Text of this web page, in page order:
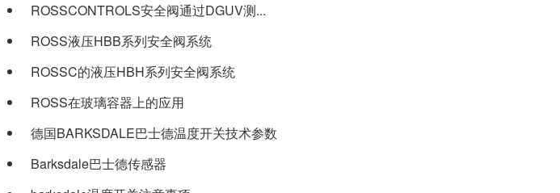
ROSSCONTROLS安全阀通过DGUV测...
ROSS液压HBB系列安全阀系统
ROSSC的液压HBH系列安全阀系统
ROSS在玻璃容器上的应用
德国BARKSDALE巴士德温度开关技术参数
Barksdale巴士德传感器